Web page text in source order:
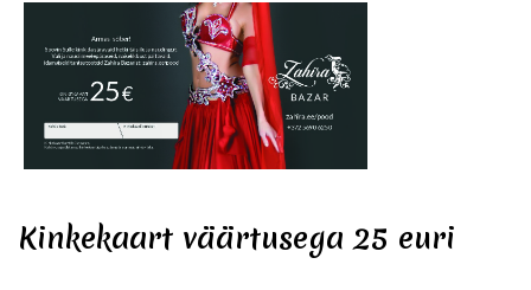
Kinkekaart väärtusega 25 euri